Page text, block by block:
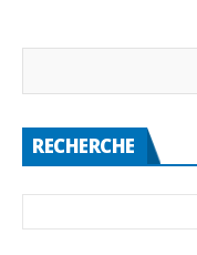
RECHERCHE